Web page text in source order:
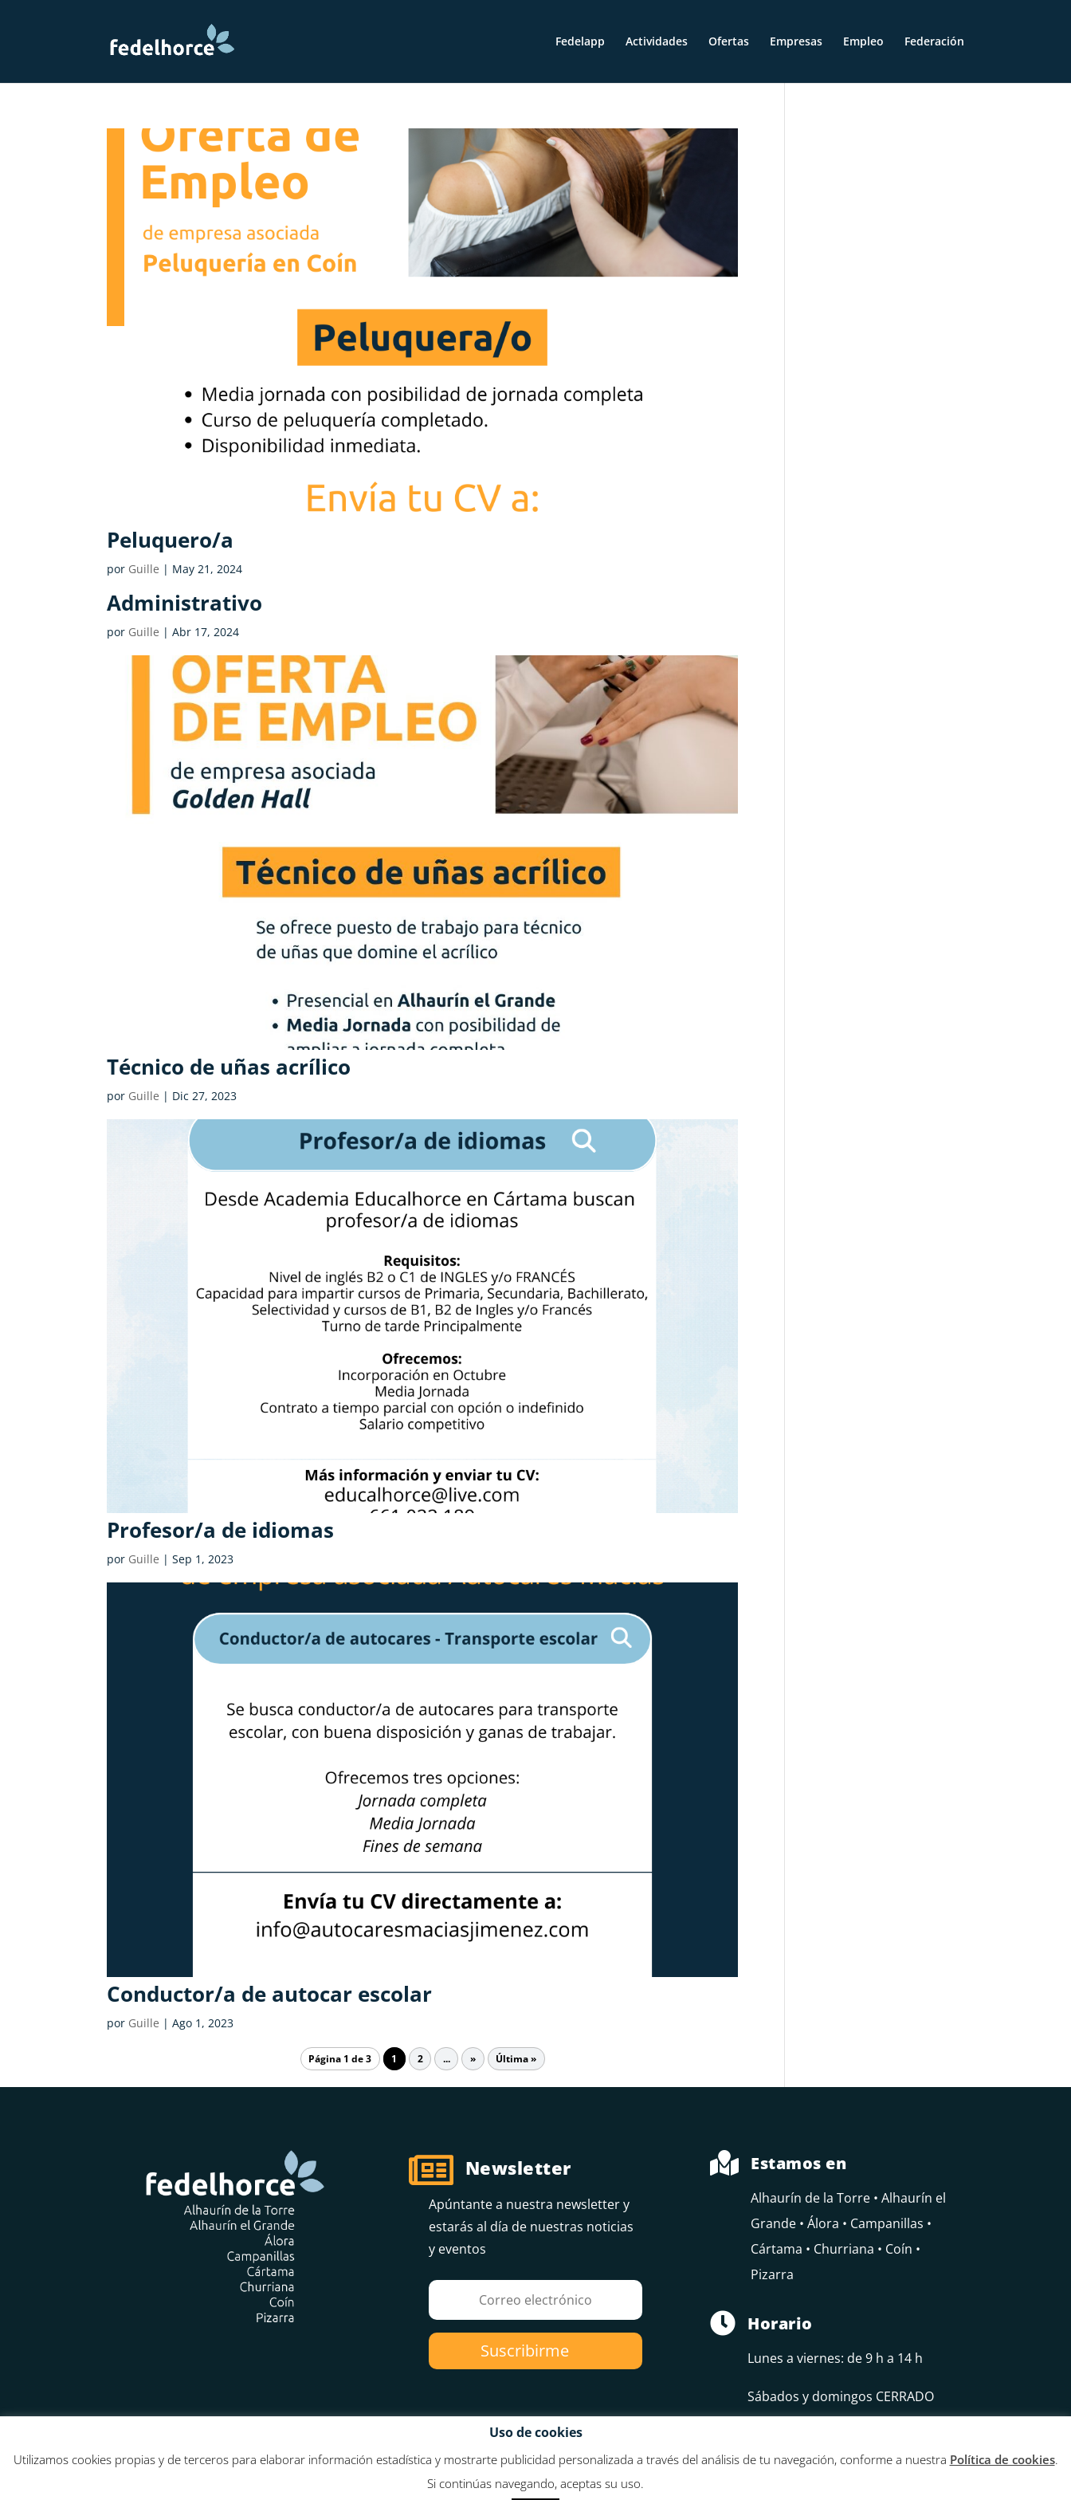
Fedelapp Actividades Ofertas Empresas Empleo Federación
Peluquero/a
por Guille | May 21, 2024
Administrativo
por Guille |Abr 17, 2024
Técnico de uñas acrílico
por Guille | Dic 27, 2023
Profesor/a de idiomas
por Guille |Sep 1, 2023
Conductor/a de autocar escolar
por Guille |Ago 1, 2023
Página 1 de 3 1 2 ... » Última »
 Newsletter
Apúntante a nuestra newsletter y
estarás al día de nuestras noticias
y eventos
Suscribirme
 Estamos en
Alhaurín de la Torre • Alhaurín el
Grande • Álora • Campanillas •
Cártama • Churriana • Coín •
Pizarra
 Horario
Lunes a viernes: de 9 h a 14 h
Sábados y domingos CERRADO
Uso de cookies
Utilizamos cookies propias y de terceros para elaborar información estadística y mostrarte publicidad personalizada a través del análisis de tu navegación, conforme a nuestra Política de cookies.
Si continúas navegando, aceptas su uso.